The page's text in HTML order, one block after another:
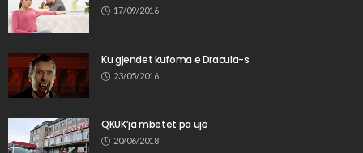
17/09/2016
Ku gjendet kufoma e Dracula-s
23/05/2016
QKUK’ja mbetet pa ujë
20/06/2018